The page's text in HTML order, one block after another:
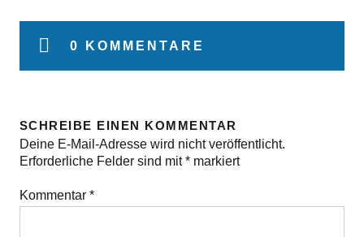
0 KOMMENTARE
SCHREIBE EINEN KOMMENTAR
Deine E-Mail-Adresse wird nicht veröffentlicht.
Erforderliche Felder sind mit*markiert
Kommentar *